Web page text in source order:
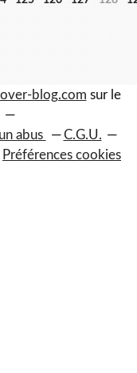
blog.com sur le
abus
C.G.U.
Préférences cookies